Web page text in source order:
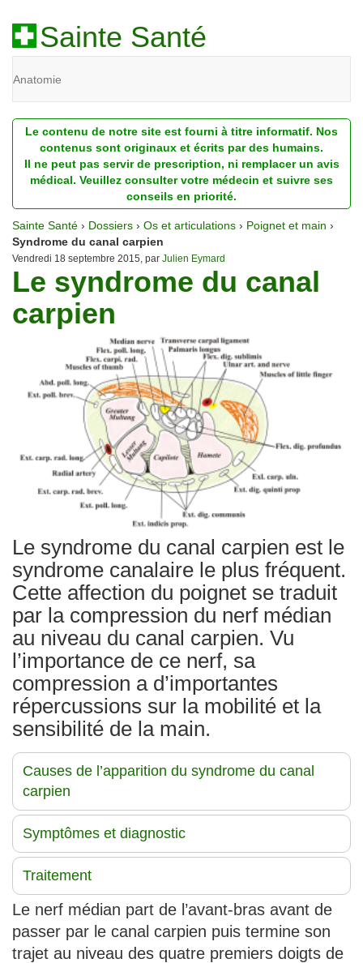
Sainte Santé
Anatomie
Diagnostic
Dossiers
Homéopathie
Nutrition
Pathologie
Psychologie
Traitements
Le contenu de notre site est fourni à titre informatif. Nos
contenus sont originaux et écrits par des humains.
Il ne peut pas servir de prescription, ni remplacer un avis
médical. Veuillez consulter votre médecin et suivre ses
conseils en priorité.
Sainte Santé › Dossiers › Os et articulations › Poignet et main ›
Syndrome du canal carpien
Vendredi 18 septembre 2015, par Julien Eymard
Le syndrome du canal
carpien
Le syndrome du canal carpien est le
syndrome canalaire le plus fréquent.
Cette affection du poignet se traduit
par la compression du nerf médian
au niveau du canal carpien. Vu
l’importance de ce nerf, sa
compression a d’importantes
répercussions sur la mobilité et la
sensibilité de la main.
Causes de l’apparition du syndrome du canal
carpien
Symptômes et diagnostic
Traitement
Le nerf médian part de l’avant-bras avant de
passer par le canal carpien puis termine son
trajet au niveau des quatre premiers doigts de